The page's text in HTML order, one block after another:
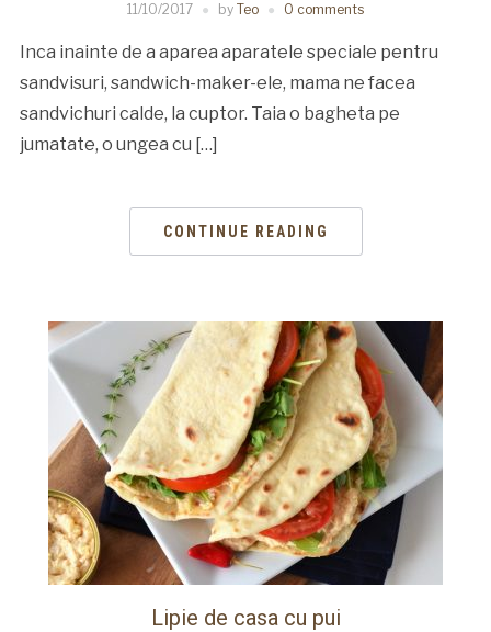
11/10/2017 by Teo 0 comments
Inca inainte de a aparea aparatele speciale pentru
sandvisuri, sandwich-maker-ele, mama ne facea
sandvichuri calde, la cuptor. Taia o bagheta pe
jumatate, o ungea cu […]
CONTINUE READING
Lipie de casa cu pui